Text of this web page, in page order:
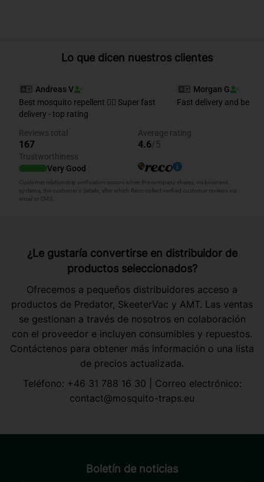
Lo que dicen nuestros clientes
¿Le gustaría convertirse en distribuidor de
productos seleccionados?
Ofrecemos a pequeños distribuidores acceso a
productos de Predator, SkeeterVac y AMT. Las ventas
se gestionan a través de nosotros en colaboración
con el proveedor e incluyen consumibles y repuestos.
Contáctenos para obtener más información o una lista
de precios actualizada.
Teléfono: +46 31 788 16 30 | Correo electrónico:
contact@mosquito-traps.eu
Boletín de noticias